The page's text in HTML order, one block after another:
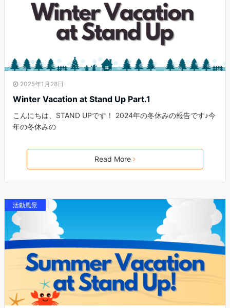
2025年1月28日
Winter Vacation at Stand Up Part.1
こんにちは、STAND UPです！ 2024年の冬休みの報告です♪今
年の冬休みの
Read More
活動風景